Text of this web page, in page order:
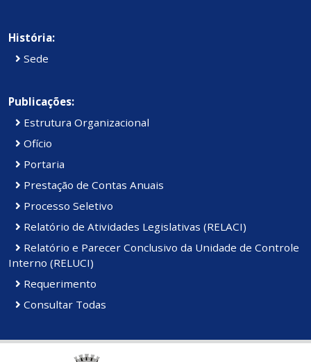
História:
Sede
Publicações:
Estrutura Organizacional
Ofício
Portaria
Prestação de Contas Anuais
Processo Seletivo
Relatório de Atividades Legislativas (RELACI)
Relatório e Parecer Conclusivo da Unidade de Controle
Interno (RELUCI)
Requerimento
Consultar Todas